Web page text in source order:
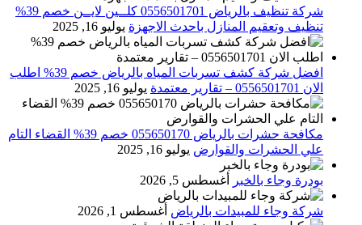
شركة تنظيف بالرياض 0556501701 كلــين لايــن خصم 39%
تنظيف وتعقيم المنازل باحدث الاجهزة يوليو 16, 2025
افضل شركة كشف تسربات المياه بالرياض خصم 39% اطلب
الان 0556501701‬‏ – تقارير معتمدة
يوليو 16, 2025
مكافحة حشرات بالرياض 055650170 خصم 39% القضاء التام
علي الحشرات والقوارض يوليو 16, 2025
بودرة وجاء بالخبر أغسطس 5, 2026
شركة وجاء للمبيدات بالرياض أغسطس 1, 2026